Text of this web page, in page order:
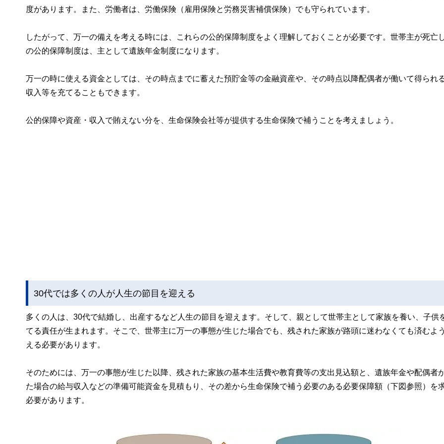
度があります。また、労働者は、労働保険（雇用保険と労務災害補償保険）でも守られています。
したがって、万一の備えを考える時には、これらの公的保障制度をよく理解しておくことが必要です。世帯主が死亡
の公的保障制度は、主として遺族年金制度になります。
万一の時に使える資金としては、その時点までに蓄えた預貯金等の金融資産や、その時点以降配偶者が働いて得られ
収入等を充てることもできます。
公的保障や資産・収入で賄えない分を、生命保険会社等が提供する生命保険で補うことを考えましょう。
30代では多くの人が人生の節目を迎える
多くの人は、30代で結婚し、出産するなど人生の節目を迎えます。そして、親として世帯主として家族を養い、子供
てる責任が生まれます。そこで、世帯主に万一の事態が生じた場合でも、残された家族が路頭に迷わなくても済むよ
える必要があります。
そのためには、万一の事態が生じた以降、残された家族の基本生活費や教育費等の支出見込額と、遺族年金や配偶者
た場合の給与収入などの準備可能資金を見積もり、その差から生命保険で補う必要のある必要保障額（下図参照）を
必要があります。